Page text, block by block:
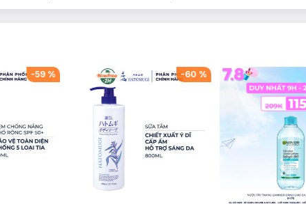
-35% -42